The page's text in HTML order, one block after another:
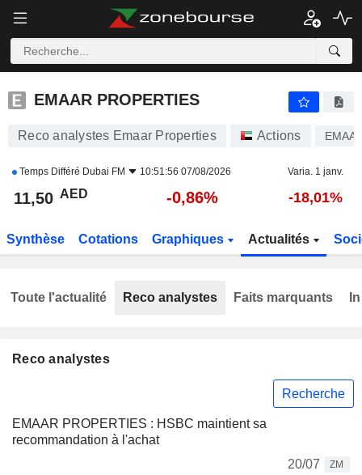
EMAAR PROPERTIES
EMAAR PROPERTIES
Reco analystes Emaar Properties Actions
Temps Différé Dubai FM 10:51:56 07/08/2026 Varia. 1 janv.
11,50 AED -0,86% -18,01%
Synthèse Cotations Graphiques Actualités
Reco analystes
Recherche
EMAAR PROPERTIES : HSBC maintient sa
recommandation à l'achat
20/07
ZM
Toute l'actualité Reco analystes Faits marquants